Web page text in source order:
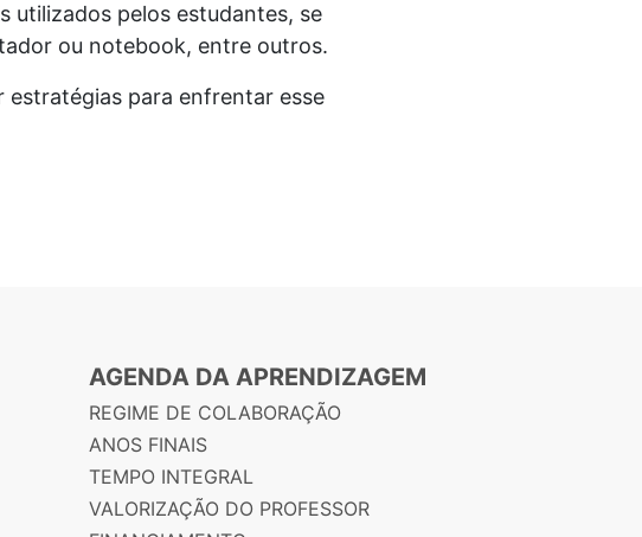
utilizados pelos estudantes, se
ou notebook, entre outros.
estratégias para enfrentar esse
AGENDA DA APRENDIZAGEM
REGIME DE COLABORAÇÃO
ANOS FINAIS
TEMPO INTEGRAL
VALORIZAÇÃO DO PROFESSOR